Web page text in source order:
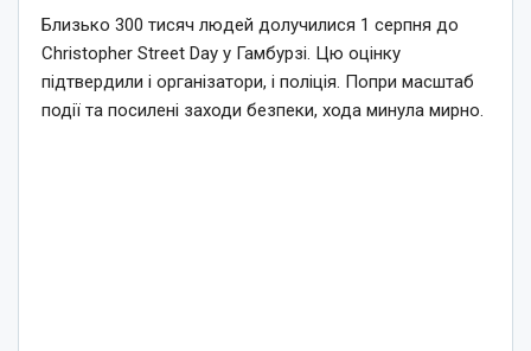
Близько 300 тисяч людей долучилися 1 серпня до
Christopher Street Day у Гамбурзі. Цю оцінку
підтвердили і організатори, і поліція. Попри масштаб
події та посилені заходи безпеки, хода минула мирно.